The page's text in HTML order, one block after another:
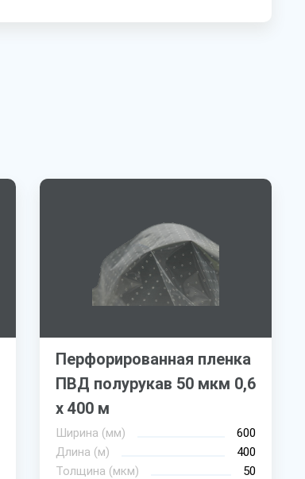
Перфорированная пленка
ПВД полурукав 50 мкм 0,6
х 400 м
Ширина (мм)
600
Длина (м)
400
Толщина (мкм)
50